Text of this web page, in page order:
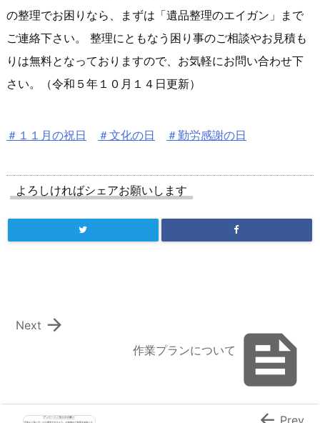
の整理でお困りなら、まずは「遺品整理のエイガン」まで
ご連絡下さい。 整理にともなう困り事のご相談やお見積も
りは無料となっておりますので、お気軽にお問い合わせ下
さい。（令和５年１０月１４日更新）
＃１１月の祝日 ＃文化の日 ＃勤労感謝の日
よろしければシェアお願いします

作業プランについて

Next
Prev